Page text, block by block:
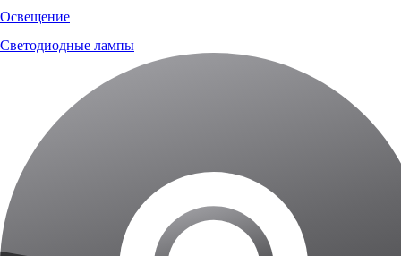
Освещение
Светодиодные лампы